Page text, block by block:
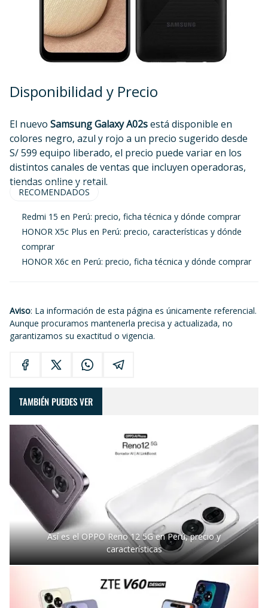
Disponibilidad y Precio
El nuevo Samsung Galaxy A02sestá disponible en
colores negro, azul y rojo a un precio sugerido desde
S/ 599 equipo liberado, el precio puede variar en los
distintos canales de ventas que incluyen operadoras,
tiendas online y retail.
RECOMENDADOS
Redmi 15 en Perú: precio, ficha técnica y dónde comprar
HONOR X5c Plus en Perú: precio, características y dónde
comprar
HONOR X6c en Perú: precio, ficha técnica y dónde comprar
Aviso: La información de esta página es únicamente referencial.
Aunque procuramos mantenerla precisa y actualizada, no
garantizamos su exactitud o vigencia.
TAMBIÉN PUEDES VER
Así es el OPPO Reno 12 5G en Perú, precio y
características